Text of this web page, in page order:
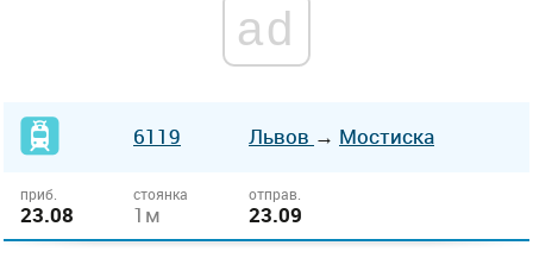
ad
6119 Львов → Мостиска
приб.
23.08
стоянка
1м
отправ.
23.09